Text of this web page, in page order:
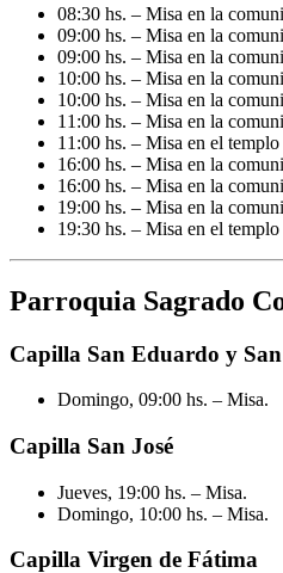
08:30 hs. – Misa en la
09:00 hs. – Misa en la
09:00 hs. – Misa en la
10:00 hs. – Misa en la
10:00 hs. – Misa en la
11:00 hs. – Misa en la
11:00 hs. – Misa en el
16:00 hs. – Misa en la
16:00 hs. – Misa en la
19:00 hs. – Misa en la
19:30 hs. – Misa en el
Parroquia Sagrado
Capilla San Eduardo y
Domingo, 09:00 hs. – Misa.
Capilla San José
Jueves, 19:00 hs. – Misa.
Domingo, 10:00 hs. – Misa.
Capilla Virgen de Fátima